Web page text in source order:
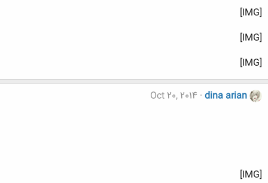
[IMG]
[IMG]
[IMG]
dina arian
Oct 20, 2014
[IMG]